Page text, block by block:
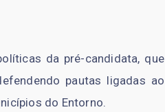
da pré-candidata, que
pautas ligadas ao
do Entorno.